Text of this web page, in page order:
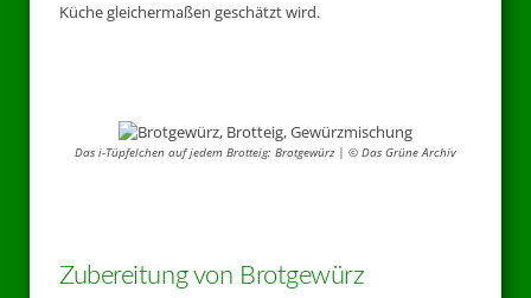
Küche gleichermaßen geschätzt wird.
Das i-Tüpfelchen auf jedem Brotteig: Brotgewürz | © Das Grüne Archiv
Zubereitung von Brotgewürz